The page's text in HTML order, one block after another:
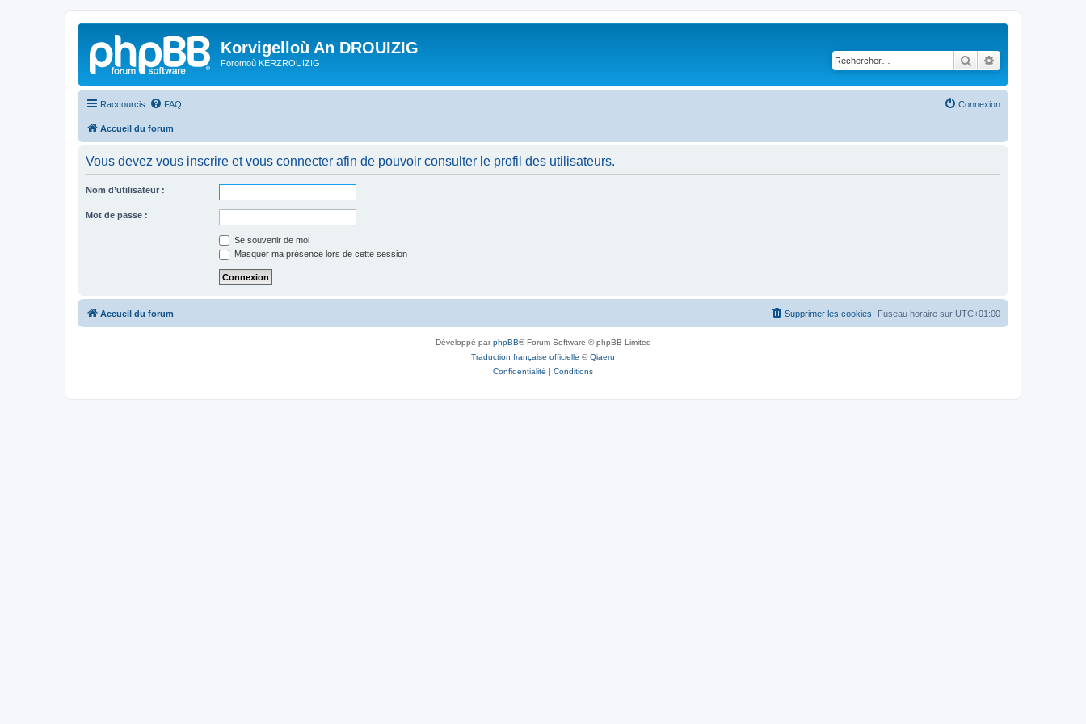
Korvigelloù An DROUIZIG
Foromoù KERZROUIZIG Rechercher
Raccourcis FAQ Connexion
Accueil du forum
Vous devez vous inscrire et vous connecter afin de pouvoir consulter le profil des utilisateurs.
Nom d’utilisateur :
Mot de passe :
Se souvenir de moi
Masquer ma présence lors de cette session
Accueil du forum Fuseau horaire sur UTC+01:00
Supprimer les cookies
Développé parphpBB® Forum Software © phpBB Limited
Traduction française officielle ©Qiaeru
Confidentialité | Conditions